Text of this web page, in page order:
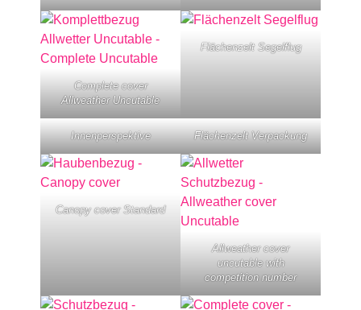
Complete cover
Allweather Uncutable
Flächenzelt Segelflug
Innenperspektive Flächenzelt Verpackung
Canopy cover Standard
Allweather cover
uncutable with
competition number